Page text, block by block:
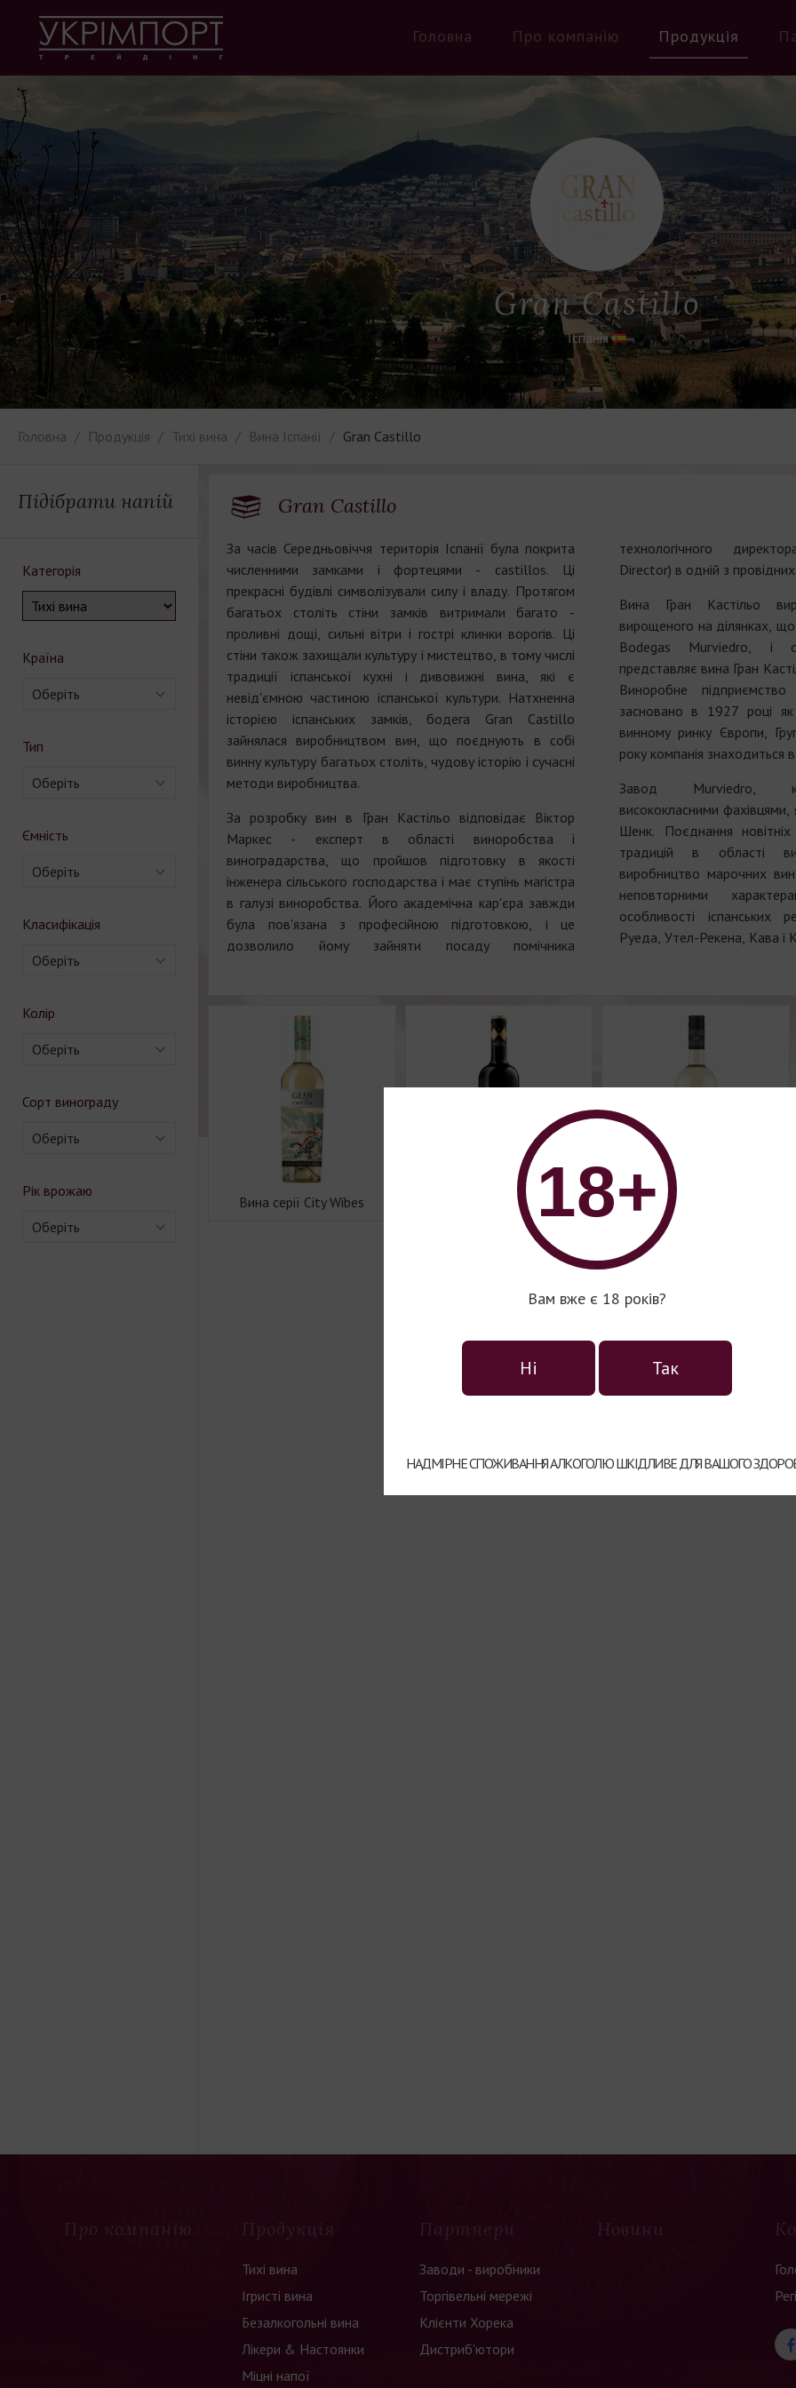
18+
Вам вже є 18 років?
Ні Так
НАДМІРНЕ СПОЖИВАННЯ АЛКОГОЛЮ ШКІДЛИВЕ ДЛЯ ВАШОГО
Головна Про компанію Продукція
Gran Castillo
Іспанія
Головна Продукція Тихі вина Вина Іспанії Gran Castillo
Підібрати напій
Категорія
Країна
Оберіть
Тип
Оберіть
Ємність
Оберіть
Класифікація
Оберіть
Колір
Оберіть
Сорт винограду
Оберіть
Рік врожаю
Оберіть
Gran Castillo
За часів Середньовіччя територія Іспанії була покрита
численними замками і фортецями - castillos. Ці
прекрасні будівлі символізували силу і владу. Протягом
багатьох століть стіни замків витримали багато -
проливні дощі, сильні вітри і гострі клинки ворогів. Ці
стіни також захищали культуру і мистецтво, в тому числі
традиції іспанської кухні і дивовижні вина, які є
невід'ємною частиною іспанської культури. Натхненна
історією іспанських замків, бодега Gran Castillo
зайнялася виробництвом вин, що поєднують в собі
винну культуру багатьох століть, чудову історію і сучасні
методи виробництва.
За розробку вин в Гран Кастільо відповідає Віктор
Маркес - експерт в області виноробства і
виноградарства, що пройшов підготовку в якості
інженера сільського господарства і має ступінь магістра
в галузі виноробства. Його академічна кар'єра завжди
була пов'язана з професійною підготовкою, і це
дозволило йому зайняти посаду помічника
технологічного
Director) в одній з
Вина Гран Кастільо
вирощеного на ділянках, що
Bodegas Murviedro, і
представляє вина Гран
Виноробне
засновано в 1927 році як
винному ринку Європи,
року компанія знаходиться в
Завод Murviedro,
висококласними фахівцями,
Шенк. Поєднання новітніх
традицій в області
виробництво марочних вин
неповторними
особливості іспанських
Руеда, Утел-Рекена, Кава і
Вина серії City Wibes Вина серії Mirador Вина серії Varietal
Про компанію Продукція
Тихі вина
Ігристі вина
Безалкогольні вина
Лікери & Настоянки
Міцні напої
Партнери
Заводи - виробники
Торгівельні мережі
Клієнти Хорека
Дистриб'ютори
Новини